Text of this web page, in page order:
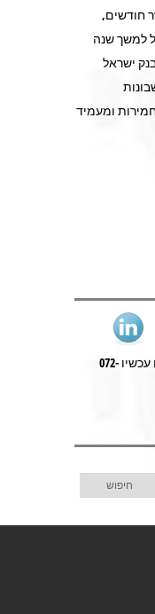
חודשים,
למשך שנה
ישראל
ומעמיד
לשיחה עם יועץ משכנתא התקשרו עכשיו 072-